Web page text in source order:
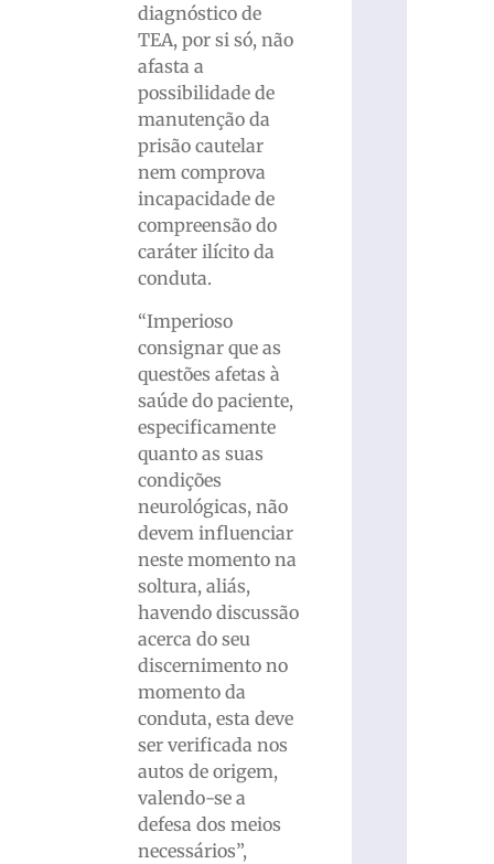
diagnóstico de
TEA, por si só, não
afasta a
possibilidade de
manutenção da
prisão cautelar
nem comprova
incapacidade de
compreensão do
caráter ilícito da
conduta.
“Imperioso
consignar que as
questões afetas à
saúde do paciente,
especificamente
quanto as suas
condições
neurológicas, não
devem influenciar
neste momento na
soltura, aliás,
havendo discussão
acerca do seu
discernimento no
momento da
conduta, esta deve
ser verificada nos
autos de origem,
valendo-se a
defesa dos meios
necessários”,